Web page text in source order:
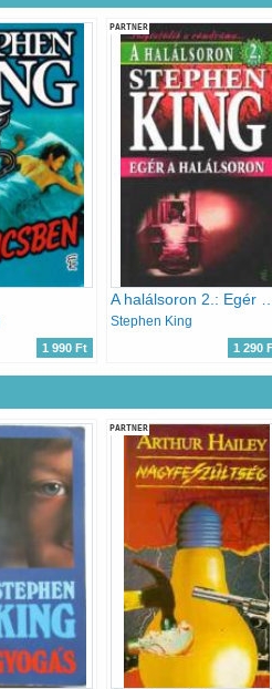
1 990 Ft
PARTNER
Stephen King
1 290
PARTNER